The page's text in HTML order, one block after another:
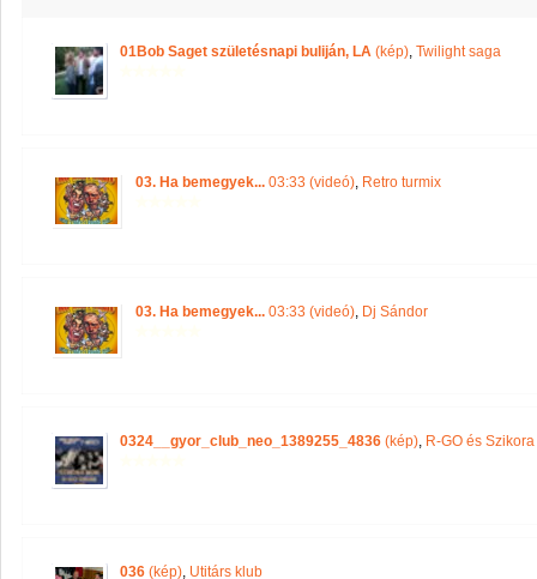
01Bob Saget születésnapi buliján, LA (kép), Twilight saga
03. Ha bemegyek... 03:33 (videó), Retro turmix
03. Ha bemegyek... 03:33 (videó), Dj Sándor
0324__gyor_club_neo_1389255_4836 (kép), R-GO és
036 (kép), Utitárs klub